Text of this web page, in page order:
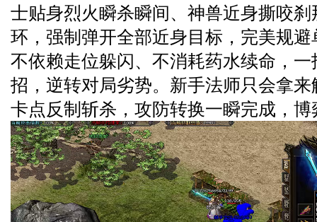
士贴身烈火瞬杀瞬间、神兽近身撕咬
环，强制弹开全部近身目标，完美规
不依赖走位躲闪、不消耗药水续命，
招，逆转对局劣势。新手法师只会拿
卡点反制斩杀，攻防转换一瞬完成，